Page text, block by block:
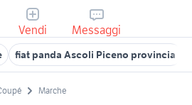
Vendi Messaggi
fiat panda Ascoli Piceno provincia
Marche